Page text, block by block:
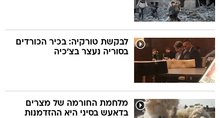
לבקשת טורקיה: בכיר הכורדים
בסוריה נעצר בצ'כיה
מלחמת החורמה של מצרים
בדאעש בסיני היא ההזדמנות